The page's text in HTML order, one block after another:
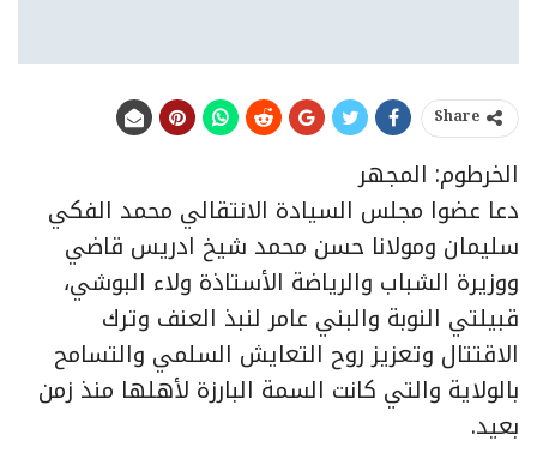
Share
الخرطوم: المجهر
دعا عضوا مجلس السيادة الانتقالي محمد الفكي
سليمان ومولانا حسن محمد شيخ ادريس قاضي
ووزيرة الشباب والرياضة الأستاذة ولاء البوشي،
قبيلتي النوبة والبني عامر لنبذ العنف وترك
الاقتتال وتعزيز روح التعايش السلمي والتسامح
بالولاية والتي كانت السمة البارزة لأهلها منذ زمن
بعيد.